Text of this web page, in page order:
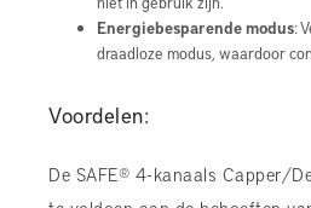
Energiebesparende modus:
draadloze modus, waardoor
Voordelen:
De SAFE® 4-kanaals Capper/